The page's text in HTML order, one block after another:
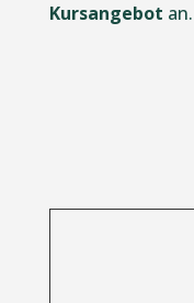
Kursangebot an.